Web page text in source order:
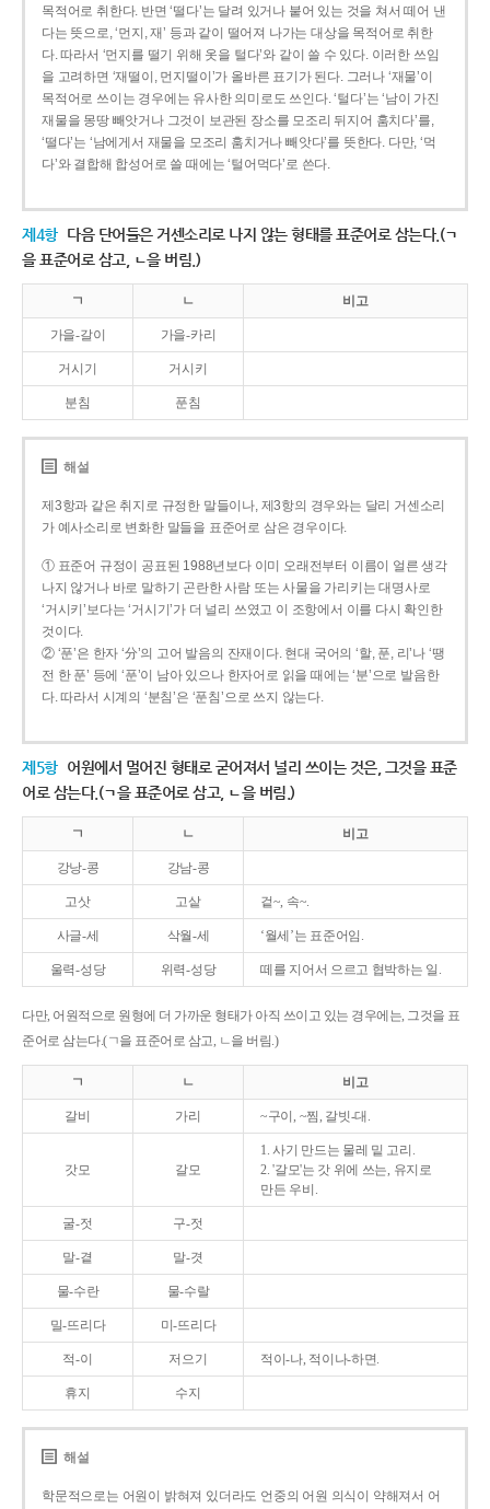
목적어로 취한다. 반면 ‘떨다’는 달려 있거나 붙어 있는 것을 쳐서 떼어 낸
다는 뜻으로, ‘먼지, 재’ 등과 같이 떨어져 나가는 대상을 목적어로 취한
다. 따라서 ‘먼지를 떨기 위해 옷을 털다’와 같이 쓸 수 있다. 이러한 쓰임
을 고려하면 ‘재떨이, 먼지떨이’가 올바른 표기가 된다. 그러나 ‘재물’이
목적어로 쓰이는 경우에는 유사한 의미로도 쓰인다. ‘털다’는 ‘남이 가진
재물을 몽땅 빼앗거나 그것이 보관된 장소를 모조리 뒤지어 훔치다’를,
‘떨다’는 ‘남에게서 재물을 모조리 훔치거나 빼앗다’를 뜻한다. 다만, ‘먹
다’와 결합해 합성어로 쓸 때에는 ‘털어먹다’로 쓴다.
제4항 다음 단어들은 거센소리로 나지 않는 형태를 표준어로 삼는다.(ㄱ
을 표준어로 삼고, ㄴ을 버림.)
ㄱ ㄴ 비고
가을-갈이 가을-카리
거시기 거시키
분침 푼침
해설
제3항과 같은 취지로 규정한 말들이나, 제3항의 경우와는 달리 거센소리
가 예사소리로 변화한 말들을 표준어로 삼은 경우이다.
① 표준어 규정이 공표된 1988년보다 이미 오래전부터 이름이 얼른 생각
나지 않거나 바로 말하기 곤란한 사람 또는 사물을 가리키는 대명사로
‘거시키’보다는 ‘거시기’가 더 널리 쓰였고 이 조항에서 이를 다시 확인한
것이다.
② ‘푼’은 한자 ‘分’의 고어 발음의 잔재이다. 현대 국어의 ‘할, 푼, 리’나 ‘땡
전 한 푼’ 등에 ‘푼’이 남아 있으나 한자어로 읽을 때에는 ‘분’으로 발음한
다. 따라서 시계의 ‘분침’은 ‘푼침’으로 쓰지 않는다.
제5항 어원에서 멀어진 형태로 굳어져서 널리 쓰이는 것은, 그것을 표준
어로 삼는다.(ㄱ을 표준어로 삼고, ㄴ을 버림.)
ㄱ ㄴ 비고
강낭-콩 강남-콩
고삿 고샅 겉~, 속~.
사글-세 삭월-세 ‘월세’는 표준어임.
울력-성당 위력-성당 떼를 지어서 으르고 협박하는 일.
다만, 어원적으로 원형에 더 가까운 형태가 아직 쓰이고 있는 경우에는, 그것을 표
준어로 삼는다.(ㄱ을 표준어로 삼고, ㄴ을 버림.)
ㄱ ㄴ 비고
갈비 가리 ~구이, ~찜, 갈빗-대.
갓모 갈모
1. 사기 만드는 물레 밑 고리.
2. '갈모'는 갓 위에 쓰는, 유지로
만든 우비.
굴-젓 구-젓
말-곁 말-겻
물-수란 물-수랄
밀-뜨리다 미-뜨리다
적-이 저으기 적이-나, 적이나-하면.
휴지 수지
해설
학문적으로는 어원이 밝혀져 있더라도 언중의 어원 의식이 약해져서 어